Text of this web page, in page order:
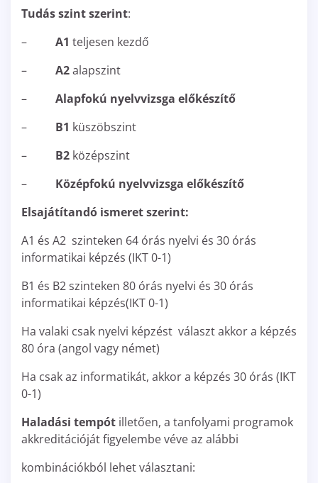
Tudás szint szerint:
– A1 teljesen kezdő
– A2alapszint
– Alapfokú nyelvvizsga előkészítő
– B1 küszöbszint
– B2 középszint
– Középfokú nyelvvizsga előkészítő
Elsajátítandó ismeret szerint:
A1 és A2 szinteken 64 órás nyelvi és 30 órás
informatikai képzés (IKT 0-1)
B1 és B2 szinteken 80 órás nyelvi és 30 órás
informatikai képzés(IKT 0-1)
Ha valaki csak nyelvi képzést választ akkor a képzés
80 óra (angol vagy német)
Ha csak az informatikát, akkor a képzés 30 órás (IKT
0-1)
Haladási tempót illetően, a tanfolyami programok
akkreditációját figyelembe véve az alábbi
kombinációkból lehet választani: